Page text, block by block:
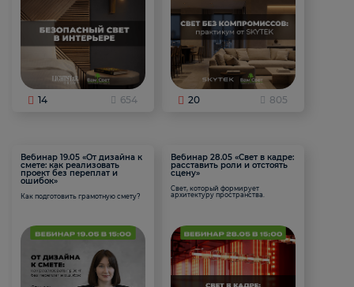
14 654 20 805
Вебинар 19.05 «От дизайна к
смете: как реализовать
проект без переплат и
ошибок»
Как подготовить грамотную смету?
Вебинар 28.05 «Свет в кадре:
расставить роли и отстоять
сцену»
Свет, который формирует
архитектуру пространства.